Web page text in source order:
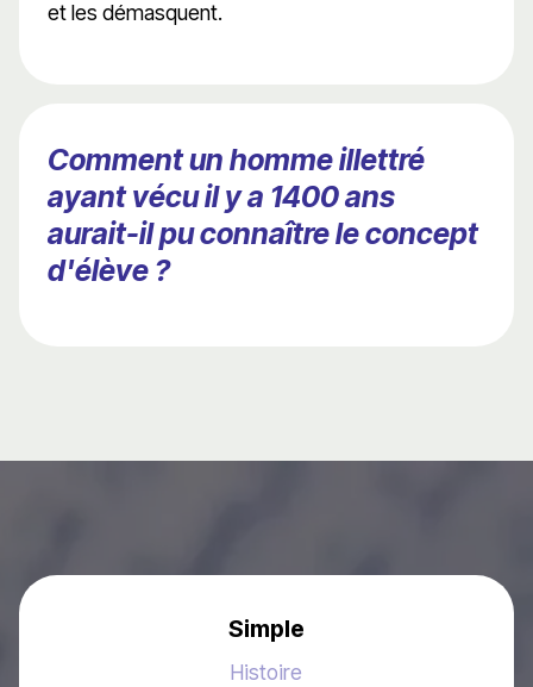
et les démasquent.
Comment un homme illettré
ayant vécu il y a 1400 ans
aurait-il pu connaître le concept
d'élève ?
Simple
Histoire